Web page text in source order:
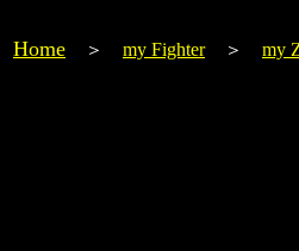
Home ＞ my Fighter＞ my